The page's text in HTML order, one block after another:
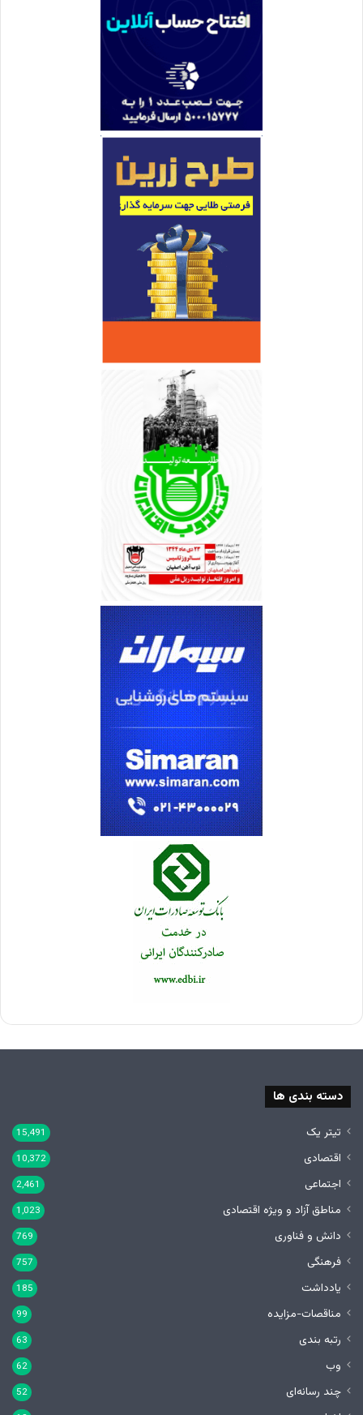
دسته بندی ها
تیتر یک 15,491
اقتصادی 10,372
اجتماعی 2,461
مناطق آزاد و ویژه اقتصادی 1,023
دانش و فناوری 769
فرهنگی 757
یادداشت 185
مناقصات-مزایده 99
رتبه بندی 63
وب 62
چند رسانه‌ای 52